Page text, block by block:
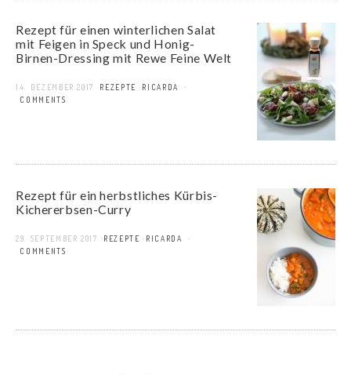
Rezept für einen winterlichen Salat
mit Feigen in Speck und Honig-
Birnen-Dressing mit Rewe Feine Welt
14. DEZEMBER 2017 REZEPTE
RICARDA
2 COMMENTS
Rezept für ein herbstliches Kürbis-
Kichererbsen-Curry
29. SEPTEMBER 2017 REZEPTE
RICARDA
2 COMMENTS